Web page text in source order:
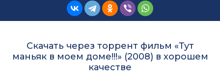
Скачать через торрент фильм «Тут
маньяк в моем доме!!!» (2008) в хорошем
качестве